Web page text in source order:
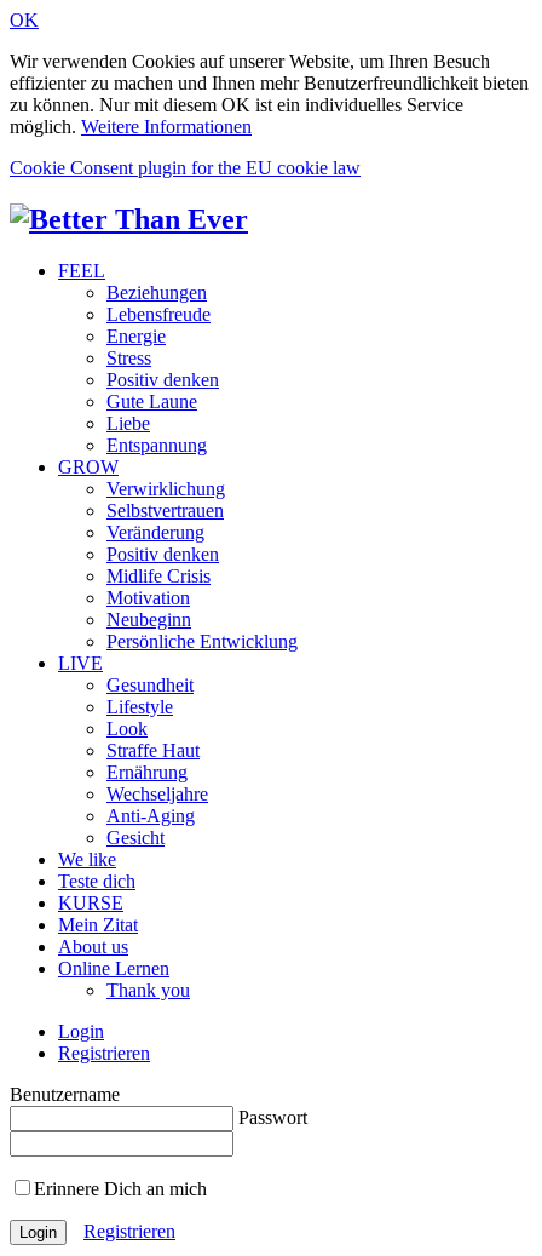
OK
Wir verwenden Cookies auf unserer Website, um Ihren Besuch
effizienter zu machen und Ihnen mehr Benutzerfreundlichkeit bieten
zu können. Nur mit diesem OK ist ein individuelles Service
möglich. Weitere Informationen
Cookie Consent plugin for the EU cookie law
FEEL
Beziehungen
Lebensfreude
Energie
Stress
Positiv denken
Gute Laune
Liebe
Entspannung
GROW
Verwirklichung
Selbstvertrauen
Veränderung
Positiv denken
Midlife Crisis
Motivation
Neubeginn
Persönliche Entwicklung
LIVE
Gesundheit
Lifestyle
Look
Straffe Haut
Ernährung
Wechseljahre
Anti-Aging
Gesicht
We like
Teste dich
KURSE
Mein Zitat
About us
Online Lernen
Thank you
Login
Registrieren
Benutzername
Passwort
Erinnere Dich an mich
Registrieren